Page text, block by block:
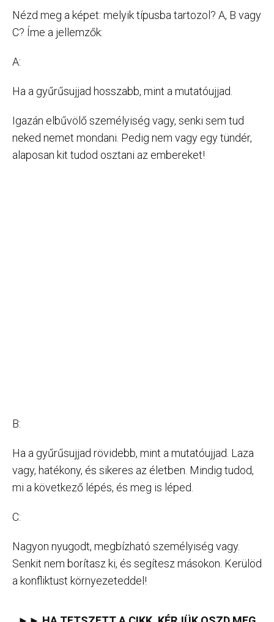
Nézd meg a képet: melyik típusba tartozol? A, B vagy
C? Íme a jellemzők:
A:
Ha a gyűrűsujjad hosszabb, mint a mutatóujjad.
Igazán elbűvölő személyiség vagy, senki sem tud
neked nemet mondani. Pedig nem vagy egy tündér,
alaposan kit tudod osztani az embereket!
B:
Ha a gyűrűsujjad rövidebb, mint a mutatóujjad. Laza
vagy, hatékony, és sikeres az életben. Mindig tudod,
mi a következő lépés, és meg is léped.
C:
Nagyon nyugodt, megbízható személyiség vagy.
Senkit nem borítasz ki, és segítesz másokon. Kerülöd
a konfliktust környezeteddel!